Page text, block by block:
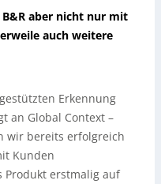
B&R aber nicht nur mit
auch weitere
Erkennung
an Global Context –
wir bereits erfolgreich
Kunden
Produkt erstmalig auf